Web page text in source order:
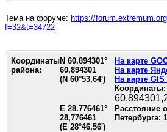
Тема на форуме: https://
f=32&t=34722
Координаты
района:
N 60.894301°
60,894301
(N 60°53,64')
На карте
На карте
На карте GIS
Координаты:
E 28.776461°
28,776461
(E 28°46,56')
Расстояние
Петербурга: